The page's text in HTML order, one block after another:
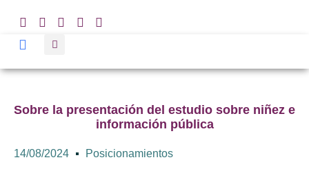
Sobre la presentación del estudio sobre niñez e
información pública
14/08/2024 Posicionamientos